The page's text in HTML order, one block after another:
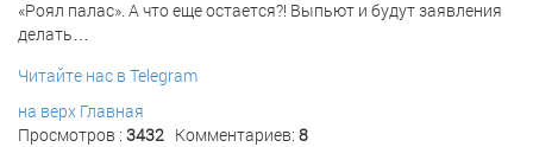
«Роял палас». А что еще остается?! Выпьют и будут заявления
делать…
Читайте нас в Telegram
на верх Главная
Просмотров : 3432 Комментариев: 8